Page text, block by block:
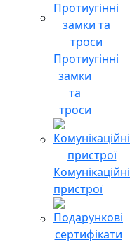
Протиугінні
замки
та
троси
Комунікаційні
пристрої